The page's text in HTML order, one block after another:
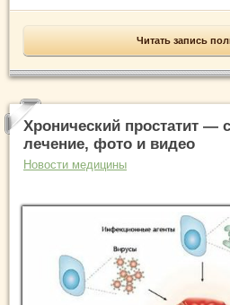
Читать запись
Хронический простатит —
лечение, фото и видео
Новости медицины